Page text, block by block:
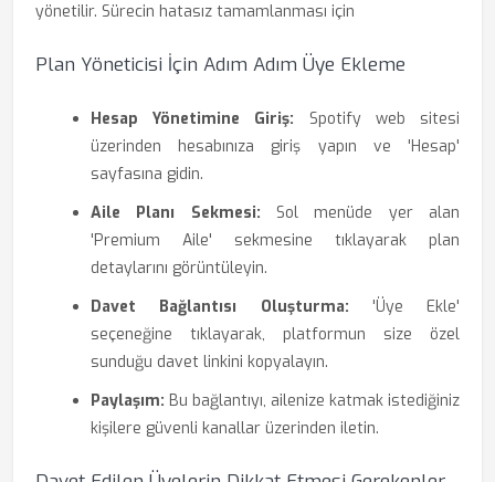
yönetilir. Sürecin hatasız tamamlanması için
Plan Yöneticisi İçin Adım Adım Üye Ekleme
Hesap Yönetimine Giriş: Spotify web sitesi
üzerinden hesabınıza giriş yapın ve 'Hesap'
sayfasına gidin.
Aile Planı Sekmesi: Sol menüde yer alan
'Premium Aile' sekmesine tıklayarak plan
detaylarını görüntüleyin.
Davet Bağlantısı Oluşturma: 'Üye Ekle'
seçeneğine tıklayarak, platformun size özel
sunduğu davet linkini kopyalayın.
Paylaşım: Bu bağlantıyı, ailenize katmak istediğiniz
kişilere güvenli kanallar üzerinden iletin.